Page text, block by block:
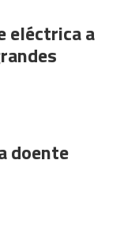
eléctrica a
doente